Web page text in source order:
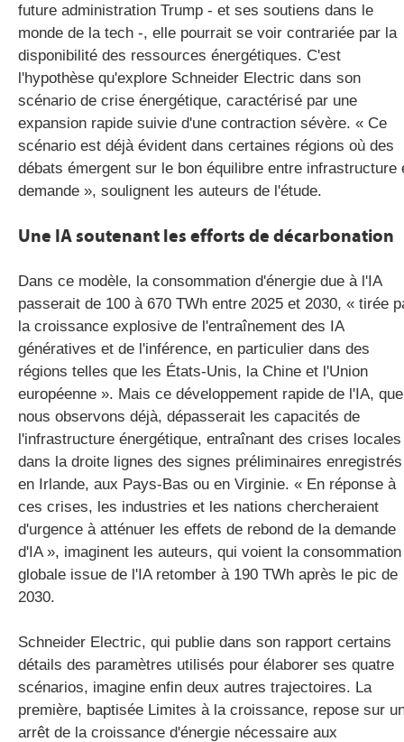
future administration Trump - et ses soutiens dans le
monde de la tech -, elle pourrait se voir contrariée par la
disponibilité des ressources énergétiques. C'est
l'hypothèse qu'explore Schneider Electric dans son
scénario de crise énergétique, caractérisé par une
expansion rapide suivie d'une contraction sévère. « Ce
scénario est déjà évident dans certaines régions où des
débats émergent sur le bon équilibre entre infrastructure
demande », soulignent les auteurs de l'étude.
Une IA soutenant les efforts de décarbonation
Dans ce modèle, la consommation d'énergie due à l'IA
passerait de 100 à 670 TWh entre 2025 et 2030, « tirée
la croissance explosive de l'entraînement des IA
génératives et de l'inférence, en particulier dans des
régions telles que les États-Unis, la Chine et l'Union
européenne ». Mais ce développement rapide de l'IA, que
nous observons déjà, dépasserait les capacités de
l'infrastructure énergétique, entraînant des crises locales
dans la droite lignes des signes préliminaires enregistrés
en Irlande, aux Pays-Bas ou en Virginie. « En réponse à
ces crises, les industries et les nations chercheraient
d'urgence à atténuer les effets de rebond de la demande
d'IA », imaginent les auteurs, qui voient la consommation
globale issue de l'IA retomber à 190 TWh après le pic de
2030.
Schneider Electric, qui publie dans son rapport certains
détails des paramètres utilisés pour élaborer ses quatre
scénarios, imagine enfin deux autres trajectoires. La
première, baptisée Limites à la croissance, repose sur
arrêt de la croissance d'énergie nécessaire aux